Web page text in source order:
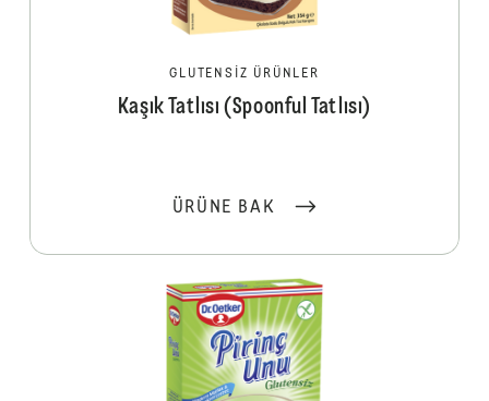
GLUTENSIZ ÜRÜNLER
Kaşık Tatlısı (Spoonful Tatlısı)
ÜRÜNE BAK